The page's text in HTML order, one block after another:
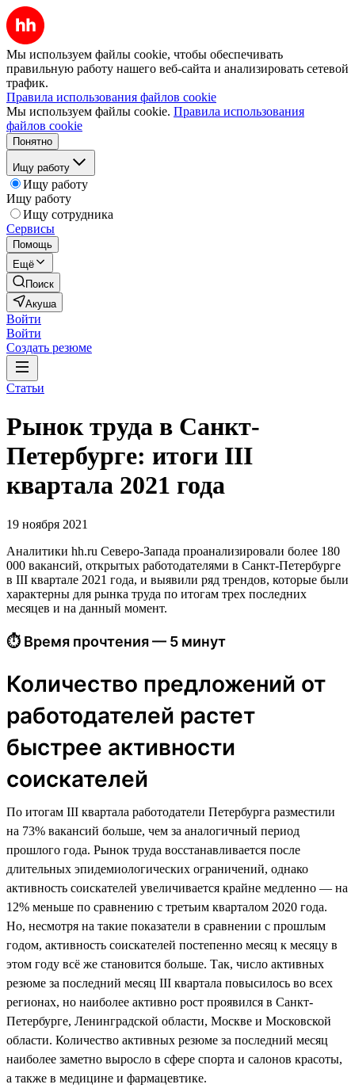
Мы используем файлы cookie, чтобы обеспечивать
правильную работу нашего веб-сайта и анализировать сетевой
трафик.
Правила использования файлов cookie
Мы используем файлы cookie. Правила использования
файлов cookie
Понятно
Ищу работу
Ищу работу
Ищу работу
Ищу сотрудника
Сервисы
Помощь
Ещё
Поиск
Акуша
Войти
Войти
Создать резюме
Статьи
Рынок труда в Санкт-
Петербурге: итоги III
квартала 2021 года
19 ноября 2021
Аналитики hh.ru Северо-Запада проанализировали более 180
000 вакансий, открытых работодателями в Санкт-Петербурге
в III квартале 2021 года, и выявили ряд трендов, которые были
характерны для рынка труда по итогам трех последних
месяцев и на данный момент.
⏱ Время прочтения — 5 минут
Количество предложений от
работодателей растет
быстрее активности
соискателей
По итогам III квартала работодатели Петербурга разместили
на 73% вакансий больше, чем за аналогичный период
прошлого года. Рынок труда восстанавливается после
длительных эпидемиологических ограничений, однако
активность соискателей увеличивается крайне медленно — на
12% меньше по сравнению с третьим кварталом 2020 года.
Но, несмотря на такие показатели в сравнении с прошлым
годом, активность соискателей постепенно месяц к месяцу в
этом году всё же становится больше. Так, число активных
резюме за последний месяц III квартала повысилось во всех
регионах, но наиболее активно рост проявился в Санкт-
Петербурге, Ленинградской области, Москве и Московской
области. Количество активных резюме за последний месяц
наиболее заметно выросло в сфере спорта и салонов красоты,
а также в медицине и фармацевтике.